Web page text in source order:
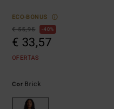
ECO-BONUS
€ 55,95
40%
€ 33,57
OFERTAS
Cor Brick